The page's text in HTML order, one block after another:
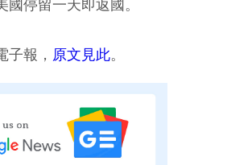
停留一天即返國。
報， 原文見此。